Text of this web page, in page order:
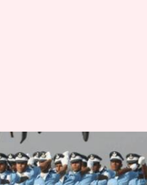
के लिए
करें डाउनलोड